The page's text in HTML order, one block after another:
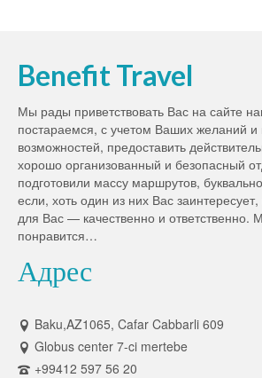
Benefit Travel
Мы рады приветствовать Вас на сайте
постараемся, с учетом Ваших желаний
возможностей, предоставить
хорошо организованный и безопасный
подготовили массу маршрутов,
если, хоть один из них Вас
для Вас — качественно и ответственно.
понравится…
Адрес
Baku,AZ1065, Cafar Cabbarli 609
Globus center 7-ci mertebe
+99412 597 56 20